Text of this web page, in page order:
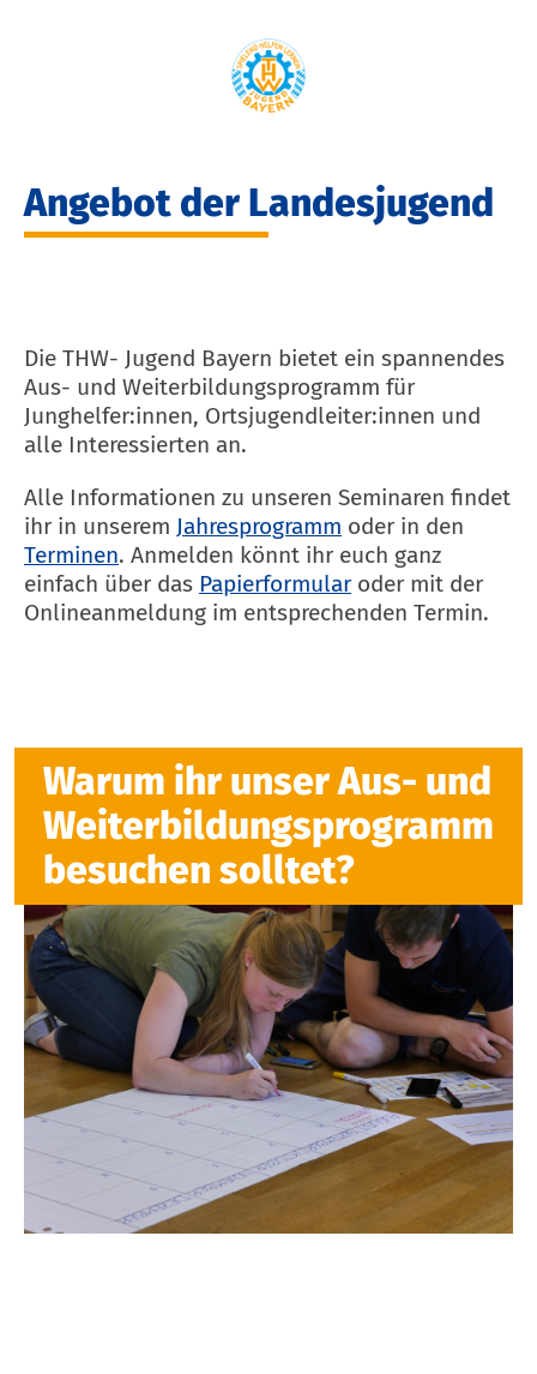
Angebot der Landesjugend
Die THW- Jugend Bayern bietet ein spannendes
Aus- und Weiterbildungsprogramm für
Junghelfer:innen, Ortsjugendleiter:innen und
alle Interessierten an.
Alle Informationen zu unseren Seminaren findet
ihr in unserem Jahresprogramm oder in den
Terminen. Anmelden könnt ihr euch ganz
einfach über das Papierformularoder mit der
Onlineanmeldung im entsprechenden Termin.
Warum ihr unser Aus- und
Weiterbildungsprogramm
besuchen solltet?